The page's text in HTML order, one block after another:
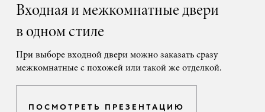
Входная и межкомнатные двери
в одном стиле
При выборе входной двери можно заказать сразу
межкомнатные с похожей или такой же отделкой.
ПОСМОТРЕТЬ ПРЕЗЕНТАЦИЮ